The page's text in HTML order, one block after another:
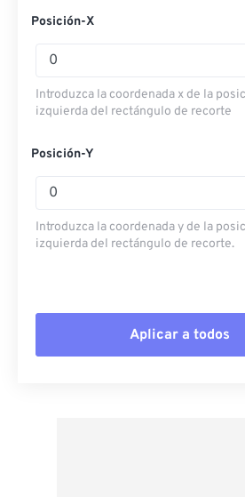
Posición-X
Introduzca la coordenada x de la
izquierda del rectángulo de recorte
Posición-Y
Introduzca la coordenada y de la
izquierda del rectángulo de recorte.
Aplicar a todos